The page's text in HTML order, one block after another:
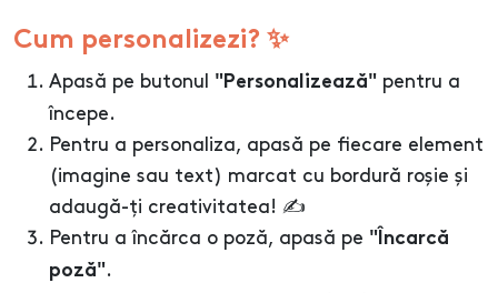
Cum personalizezi? ✨
Apasă pe butonul "Personalizează" pentru a
începe.
Pentru a personaliza, apasă pe fiecare element
(imagine sau text) marcat cu bordură roșie și
adaugă-ți creativitatea! ✍️
Pentru a încărca o poză, apasă pe "Încarcă
poză".